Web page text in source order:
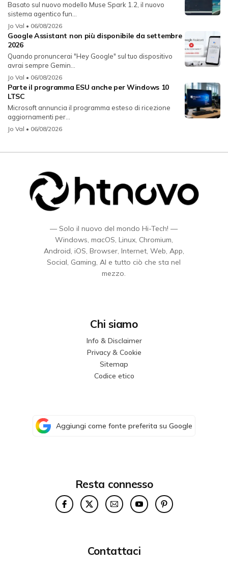
Basato sul nuovo modello Muse Spark 1.2, il nuovo
sistema agentico fun...
Jo Val • 06/08/2026
Google Assistant non più disponibile da settembre
2026
Quando pronuncerai "Hey Google" sul tuo dispositivo
avrai sempre Gemin...
Jo Val • 06/08/2026
Parte il programma ESU anche per Windows 10
LTSC
Microsoft annuncia il programma esteso di ricezione
aggiornamenti per...
Jo Val • 06/08/2026
— Solo il nuovo del mondo Hi-Tech! —
Windows, macOS, Linux, Chromium,
Android, iOS, Browser, Internet, Web, App,
Social, Gaming, AI e tutto ciò che sta nel
mezzo.
Chi siamo
Info & Disclaimer
Privacy & Cookie
Sitemap
Codice etico
Aggiungi come fonte preferita su Google
Resta connesso
Contattaci